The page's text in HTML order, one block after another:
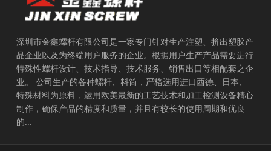
深圳市金鑫螺杆有限公司是一家专门针对生产注塑、挤出塑胶产
品企业以及为终端用户服务的企业。根据用户生产产品需要进行
特殊性螺杆设计、技术指导、技术服务、销售出口等相配套之企
业。 公司生产的各种螺杆、料筒，严格选用进口西德、日本、
特殊材料为原料，运用欧美最新的工艺技术和加工检测设备精心
制作，确保产品的精度和质量，并且有较长的使用周期和优良
的...